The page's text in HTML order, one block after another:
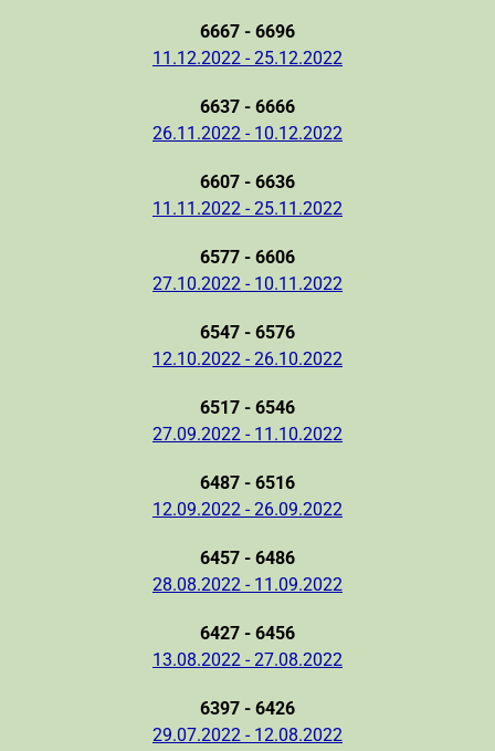
6667 - 6696
11.12.2022 - 25.12.2022
6637 - 6666
26.11.2022 - 10.12.2022
6607 - 6636
11.11.2022 - 25.11.2022
6577 - 6606
27.10.2022 - 10.11.2022
6547 - 6576
12.10.2022 - 26.10.2022
6517 - 6546
27.09.2022 - 11.10.2022
6487 - 6516
12.09.2022 - 26.09.2022
6457 - 6486
28.08.2022 - 11.09.2022
6427 - 6456
13.08.2022 - 27.08.2022
6397 - 6426
29.07.2022 - 12.08.2022